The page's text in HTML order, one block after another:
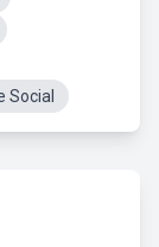
Social